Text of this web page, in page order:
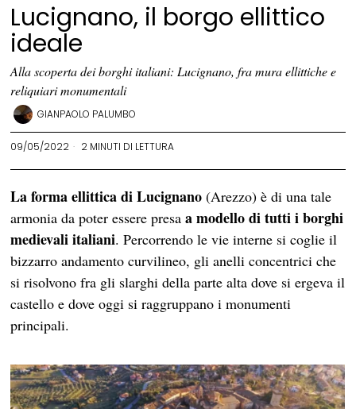
Lucignano, il borgo ellittico
ideale
Alla scoperta dei borghi italiani: Lucignano, fra mura ellittiche e
reliquiari monumentali
GIANPAOLO PALUMBO
09/05/2022 2 MINUTI DI LETTURA
La forma ellittica di Lucignano (Arezzo) è di una tale
armonia da poter essere presaa modello di tutti i borghi
medievali italiani. Percorrendo le vie interne si coglie il
bizzarro andamento curvilineo, gli anelli concentrici che
si risolvono fra gli slarghi della parte alta dove si ergeva il
castello e dove oggi si raggruppano i monumenti
principali.